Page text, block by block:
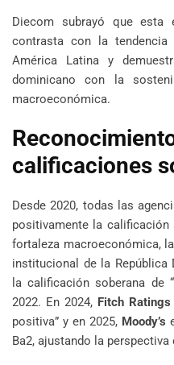
Diecom subrayó que esta
contrasta con la
América Latina y
dominicano con la
macroeconómica.
calificaciones
Desde 2020, todas las
positivamente la calificación
fortaleza macroeconómica,
institucional de la República
la calificación soberana de
2022. En 2024, Fitch Ratings
positiva” y en 2025, Moody’s
Ba2, ajustando la